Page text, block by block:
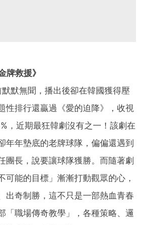
牌救援》
默無聞，播出後卻在韓國獲得壓
性排行還贏過《愛的迫降》，收視
，近期最狂韓劇沒有之一！該劇在
年年墊底的老牌球隊，偏偏還遇到
團長，說要讓球隊獲勝。而隨著劇
可能的目標」漸漸打動觀眾的心，
出奇制勝，這不只是一部熱血青春
「職場傳奇教學」，各種策略、邏